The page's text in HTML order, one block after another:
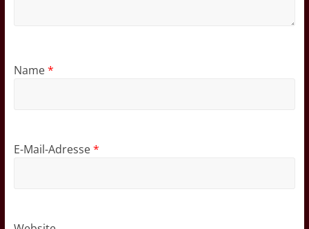
Name*
E-Mail-Adresse*